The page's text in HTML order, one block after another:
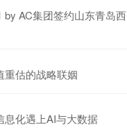
by AC集团签约山东青岛西
重估的战略联姻
息化遇上AI与大数据